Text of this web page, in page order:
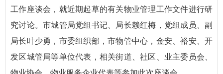
工作座谈会，就近期起草的有关物业管理工作文件进行研
究讨论。市城管局党组书记、局长赖红梅，党组成员、副
局长叶少勇，市委组织部，市物管中心，金安、裕安、开
发区城管局等单位代表，相关街道、社区、业主委员会、